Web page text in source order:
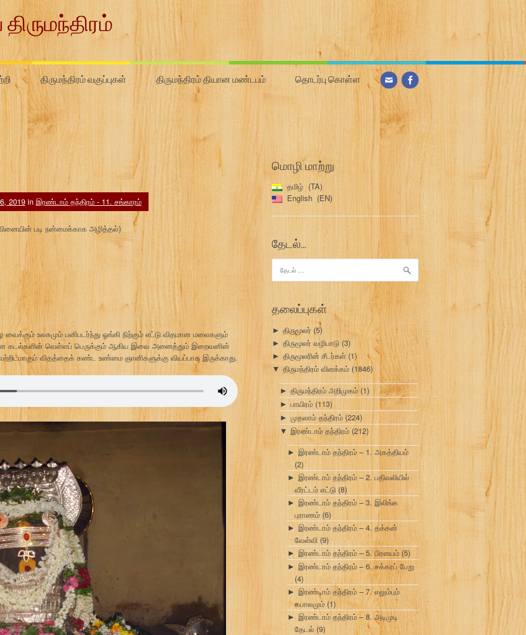
திருமந்திரம் வகுப்புகள் திருமந்திரம் தியான மண்டபம் தொடர்பு கொள்ள
2019 in இரண்டாம் தந்திரம் - 11. சங்காரம்
படி நன்மைக்காக அழித்தல்)
உலகமும் பனிபடர்ந்து ஓங்கி நிற்கும் எட்டு விதமான மலைகளும்
கடல்களின் வெள்ளப் பெருக்கும் ஆகிய இவை அனைத்தும் இறைவனின்
விதத்தைக் கண்ட உண்மை ஞானிகளுக்கு வியப்பாக இருக்காது.
மொழி மாற்று
தமிழ்
TA
English
EN
தேடல்…
தேடு:
தலைப்புகள்
► திருமூலர் (5)
► திருமூலர் வழிபாடு (3)
► திருமூலரின் சீடர்கள் (1)
▼ திருமந்திரம் விளக்கம் (1846)
► திருமந்திரம் அறிமுகம் (1)
► பாயிரம் (113)
► முதலாம் தந்திரம் (224)
▼ இரண்டாம் தந்திரம் (212)
► இரண்டாம் தந்திரம் – 1. அகத்தியம்
(2)
► இரண்டாம் தந்திரம் – 2. பதிவலியில்
வீரட்டம் எட்டு (8)
► இரண்டாம் தந்திரம் – 3. இலிங்க
புராணம் (6)
► இரண்டாம் தந்திரம் – 4. தக்கன்
வேள்வி (9)
► இரண்டாம் தந்திரம் – 5. பிரளயம் (5)
► இரண்டாம் தந்திரம் – 6. சக்கரப் பேறு
(4)
► இரண்டாம் தந்திரம் – 7. எலும்பும்
கபாலமும் (1)
► இரண்டாம் தந்திரம் – 8. அடிமுடி
தேடல் (9)